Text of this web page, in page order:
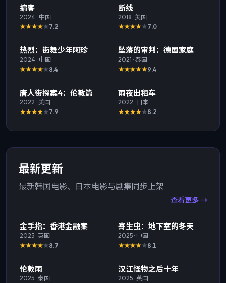
热门
掮客
2024 · 中国
7.2
热门
断线
2018 ·美国
7.0
热门
热烈：街舞少年阿珍
2024 · 中国
8.4
热门
坠落的审判：德国家庭
2021 ·泰国
9.4
热门
唐人街探案4：伦敦篇
2022 ·美国
7.9
热门
雨夜出租车
2022 · 日本
8.2
最新更新
最新韩国电影、日本电影与剧集同步上架
查看更多 →
最新 TOP
金手指：香港金融案
2025 · 英国
8.7
最新 TOP
寄生虫：地下室的冬天
2025 · 中国
8.1
最新
伦敦雨
2025 ·泰国
最新
汉江怪物之后十年
2025 · 英国